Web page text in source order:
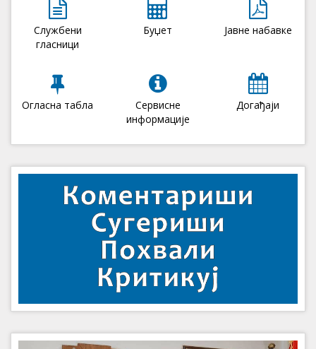
Службени
гласници
Буџет Јавне набавке
Огласна табла
Сервисне
информације
Догађаји